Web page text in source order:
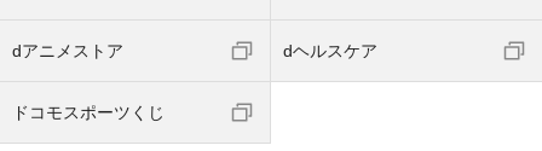
dアニメストア dヘルスケア
ドコモスポーツくじ